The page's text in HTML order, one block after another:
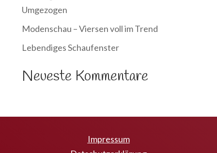
Umgezogen
Modenschau – Viersen voll im Trend
Lebendiges Schaufenster
Neueste Kommentare
Impressum